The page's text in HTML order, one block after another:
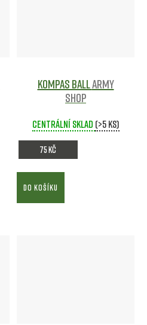
Kompas BALLArmy
shop
Centrální sklad (>5 ks)
75 Kč
DO KOŠÍKU